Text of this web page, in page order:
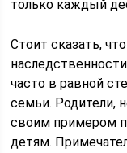
только каждый
Стоит сказать,
часто в равной
семьи. Родители,
своим примером
детям.